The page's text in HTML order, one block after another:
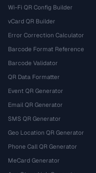
Wi-Fi QR Config Builder
vCard QR Builder
Error Correction Calculator
Barcode Format Reference
Barcode Validator
QR Data Formatter
Event QR Generator
Email QR Generator
SMS QR Generator
Geo Location QR Generator
Phone Call QR Generator
MeCard Generator